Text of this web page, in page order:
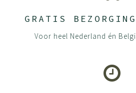
GRATIS
Voor heel Nederland én